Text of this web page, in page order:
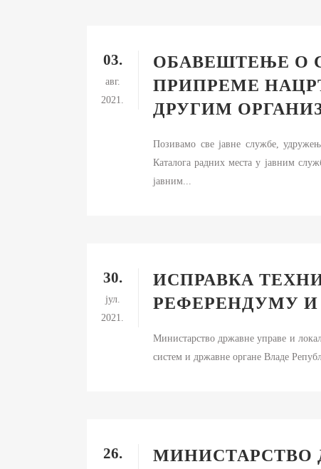
03.
авг.
2021.
ОБАВЕШТЕЊЕ О
ПРИПРЕМЕ
ДРУГИМ
Позивамо све јавне службе,
Каталога радних места у јавним
јавним...
30.
јул.
2021.
ИСПРАВКА
РЕФЕРЕНДУМУ
Министарство државне управе и
систем и државне органе Владе
26.
МИНИСТАРСТВО